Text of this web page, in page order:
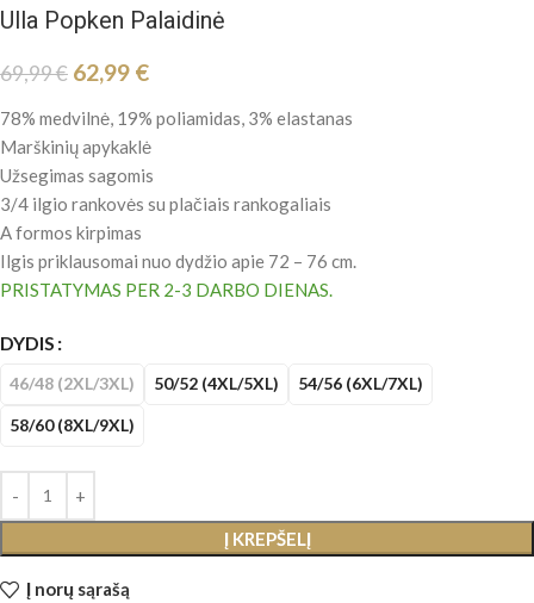
Ulla Popken Palaidinė
69,99€ 62,99 €
78% medvilnė, 19% poliamidas, 3% elastanas
Marškinių apykaklė
Užsegimas sagomis
3/4 ilgio rankovės su plačiais rankogaliais
A formos kirpimas
Ilgis priklausomai nuo dydžio apie 72 – 76 cm.
PRISTATYMAS PER 2-3 DARBO DIENAS.
DYDIS
46/48 (2XL/3XL) 50/52 (4XL/5XL) 54/56 (6XL/7XL)
58/60 (8XL/9XL)
Į KREPŠELĮ
Į norų sąrašą